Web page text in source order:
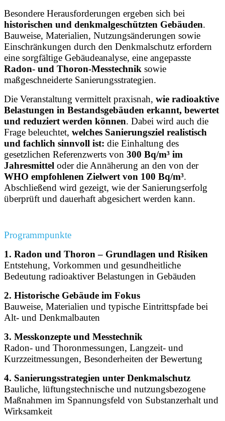
Besondere Herausforderungen ergeben sich bei
historischen und denkmalgeschützten Gebäuden.
Bauweise, Materialien, Nutzungsänderungen sowie
Einschränkungen durch den Denkmalschutz erfordern
eine sorgfältige Gebäudeanalyse, eine angepasste
Radon- und Thoron-Messtechnik sowie
maßgeschneiderte Sanierungsstrategien.
Die Veranstaltung vermittelt praxisnah, wie radioaktive
Belastungen in Bestandsgebäuden erkannt, bewertet
und reduziert werden können. Dabei wird auch die
Frage beleuchtet, welches Sanierungsziel realistisch
und fachlich sinnvoll ist: die Einhaltung des
gesetzlichen Referenzwerts von 300 Bq/m³ im
Jahresmittel oder die Annäherung an den von der
WHO empfohlenen Zielwert von 100 Bq/m³.
Abschließend wird gezeigt, wie der Sanierungserfolg
überprüft und dauerhaft abgesichert werden kann.
Programmpunkte
1. Radon und Thoron – Grundlagen und Risiken
Entstehung, Vorkommen und gesundheitliche
Bedeutung radioaktiver Belastungen in Gebäuden
2. Historische Gebäude im Fokus
Bauweise, Materialien und typische Eintrittspfade bei
Alt- und Denkmalbauten
3. Messkonzepte und Messtechnik
Radon- und Thoronmessungen, Langzeit- und
Kurzzeitmessungen, Besonderheiten der Bewertung
4. Sanierungsstrategien unter Denkmalschutz
Bauliche, lüftungstechnische und nutzungsbezogene
Maßnahmen im Spannungsfeld von Substanzerhalt und
Wirksamkeit